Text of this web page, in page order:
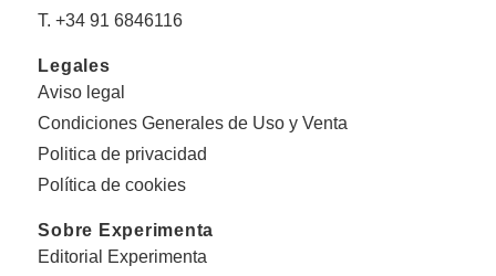
T. +34 91 6846116
Legales
Aviso legal
Condiciones Generales de Uso y Venta
Politica de privacidad
Política de cookies
Sobre Experimenta
Editorial Experimenta